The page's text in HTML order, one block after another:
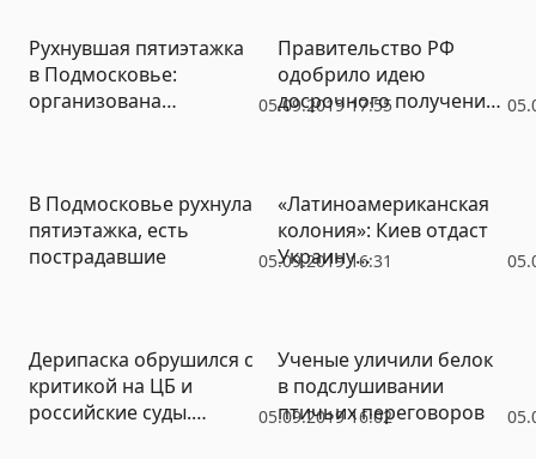
05.09.2019 17:55
Рухнувшая пятиэтажка
в Подмосковье:
организована
Правительство РФ
одобрило идею
досрочного получения
05.09.2019 16:31
В Подмосковье рухнула
пятиэтажка, есть
пострадавшие
«Латиноамериканская
колония»: Киев отдаст
Украину
05.09.2019 16:02
Дерипаска обрушился с
критикой на ЦБ и
российские суды.
Ученые уличили белок
в подслушивании
птичьих переговоров